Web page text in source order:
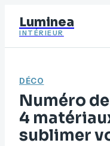
Luminea
INTÉRIEUR
Immobilier
Jardinage
DÉCO
Numéro
4
sublimer